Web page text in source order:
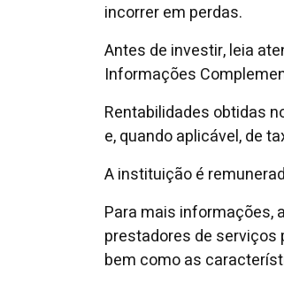
incorrer em perdas.
Antes de investir, leia
Informações
Rentabilidades obtidas
e, quando aplicável, de
A instituição é
Para mais informações,
prestadores de
bem como as